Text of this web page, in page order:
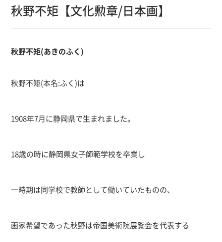
秋野不矩【文化勲章/日本画】
秋野不矩(あきのふく )
秋野不矩(本名:ふく)は
1908年7月に静岡県で生まれました。
18歳の時に静岡県女子師範学校を卒業し
一時期は同学校で教師として働いていたものの、
画家希望であった秋野は帝国美術院展覧会を代表する